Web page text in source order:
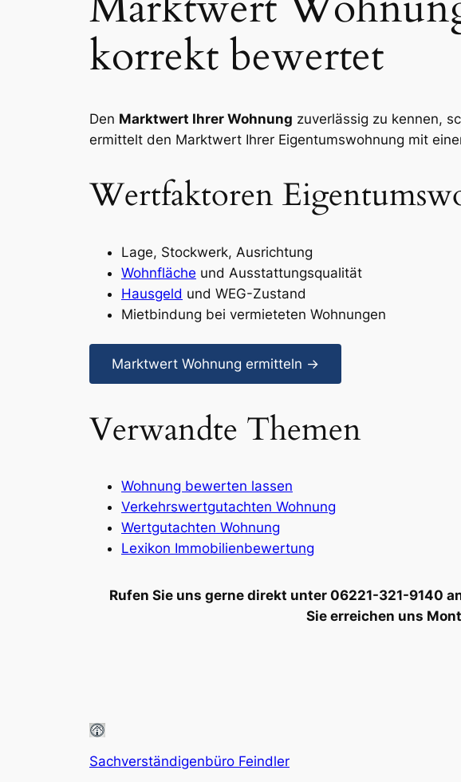
korrekt bewertet
Den Marktwert Ihrer Wohnung zuverlässig zu kennen,
ermittelt den Marktwert Ihrer Eigentumswohnung mit
Wertfaktoren
Lage, Stockwerk, Ausrichtung
Wohnfläche und Ausstattungsqualität
Hausgeld und WEG-Zustand
Mietbindung bei vermieteten Wohnungen
Marktwert Wohnung ermitteln →
Verwandte Themen
Wohnung bewerten lassen
Verkehrswertgutachten Wohnung
Wertgutachten Wohnung
Lexikon Immobilienbewertung
Rufen Sie uns gerne direkt unter 06221-321-9140
Sie erreichen uns
Sachverständigenbüro Feindler